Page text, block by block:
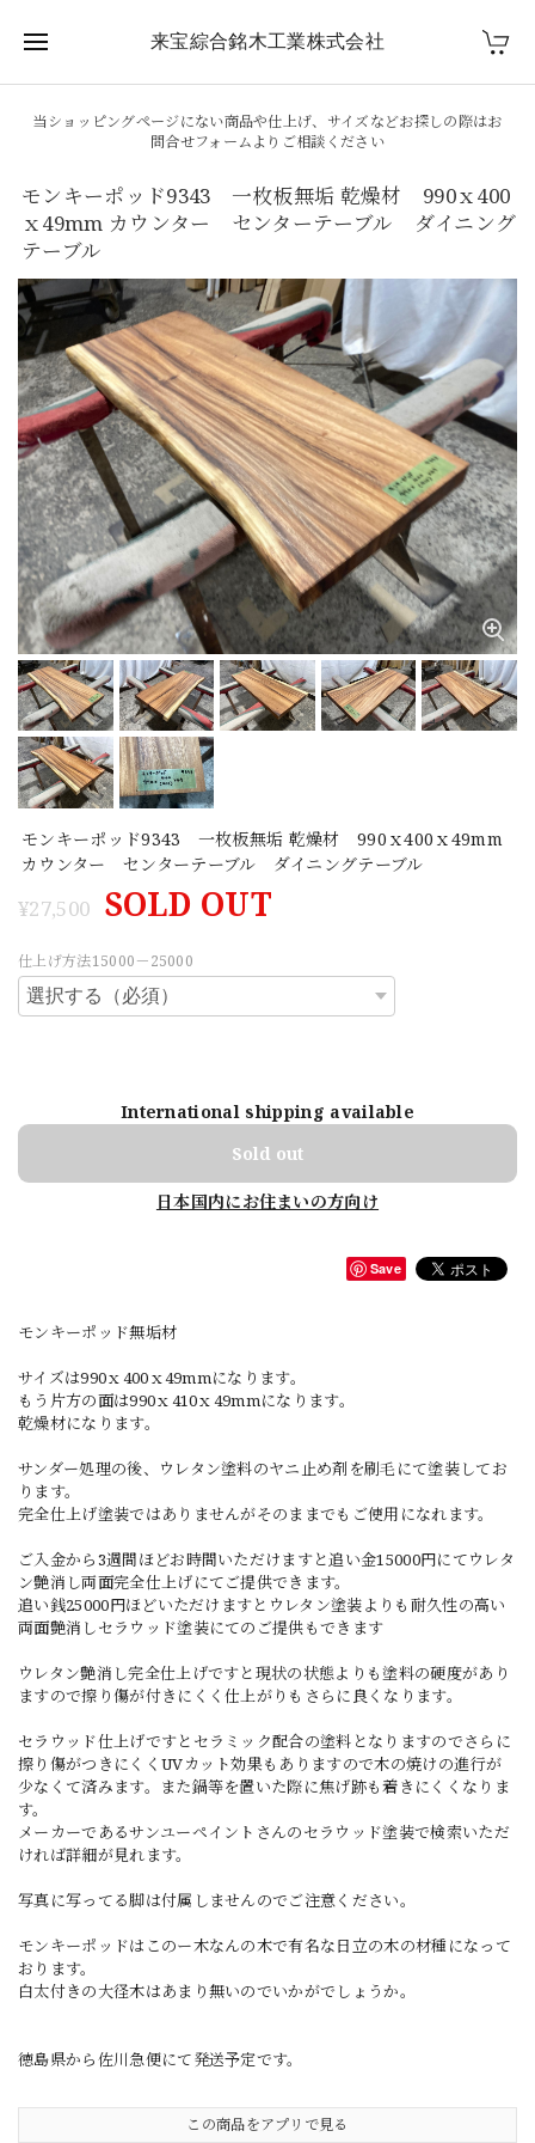
来宝綜合銘木工業株式会社
当ショッピングページにない商品や仕上げ、サイズなどお探しの際はお
問合せフォームよりご相談ください
モンキーポッド9343 一枚板無垢 乾燥材 990ｘ400
ｘ49mm カウンター センターテーブル ダイニング
テーブル
モンキーポッド9343 一枚板無垢 乾燥材 990ｘ400ｘ49mm
カウンター センターテーブル ダイニングテーブル
¥27,500 SOLD OUT
仕上げ方法15000－25000
International shipping available
Sold out
日本国内にお住まいの方向け
Save
モンキーポッド無垢材
サイズは990ｘ400ｘ49mmになります。
もう片方の面は990ｘ410ｘ49mmになります。
乾燥材になります。
サンダー処理の後、ウレタン塗料のヤニ止め剤を刷毛にて塗装してお
ります。
完全仕上げ塗装ではありませんがそのままでもご使用になれます。
ご入金から3週間ほどお時間いただけますと追い金15000円にてウレタ
ン艶消し両面完全仕上げにてご提供できます。
追い銭25000円ほどいただけますとウレタン塗装よりも耐久性の高い
両面艶消しセラウッド塗装にてのご提供もできます
ウレタン艶消し完全仕上げですと現状の状態よりも塗料の硬度があり
ますので擦り傷が付きにくく仕上がりもさらに良くなります。
セラウッド仕上げですとセラミック配合の塗料となりますのでさらに
擦り傷がつきにくくUVカット効果もありますので木の焼けの進行が
少なくて済みます。また鍋等を置いた際に焦げ跡も着きにくくなりま
す。
メーカーであるサンユーペイントさんのセラウッド塗装で検索いただ
ければ詳細が見れます。
写真に写ってる脚は付属しませんのでご注意ください。
モンキーポッドはこのー木なんの木で有名な日立の木の材種になって
おります。
白太付きの大径木はあまり無いのでいかがでしょうか。
徳島県から佐川急便にて発送予定です。
この商品をアプリで見る